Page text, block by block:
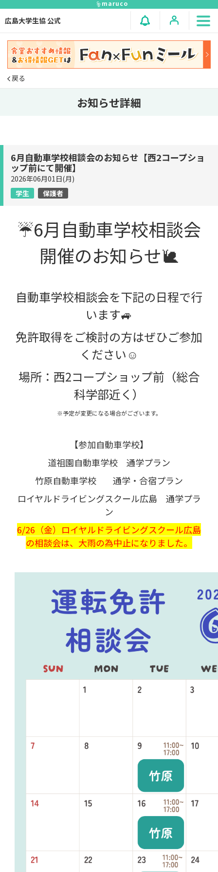
maruco
広島大学生協 公式
戻る
お知らせ詳細
6月自動車学校相談会のお知らせ【西2コープショ
ップ前にて開催】
2026年06月01日(月)
学生 保護者
☔6月自動車学校相談会
開催のお知らせ🐌
自動車学校相談会を下記の日程で行
います🚙
免許取得をご検討の方はぜひご参加
ください☺
場所：西2コープショップ前（総合
科学部近く）
※予定が変更になる場合がございます。
【参加自動車学校】
道祖園自動車学校 通学プラン
竹原自動車学校 通学・合宿プラン
ロイヤルドライビングスクール広島 通学プラ
ン
6/26（金）ロイヤルドライビングスクール広島
の相談会は、大雨の為中止になりました。